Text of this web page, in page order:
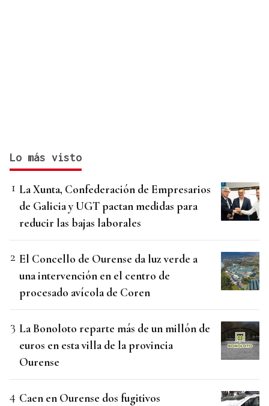
Lo más visto
La Xunta, Confederación de Empresarios
de Galicia y UGT pactan medidas para
reducir las bajas laborales
El Concello de Ourense da luz verde a
una intervención en el centro de
procesado avícola de Coren
La Bonoloto reparte más de un millón de
euros en esta villa de la provincia
Ourense
Caen en Ourense dos fugitivos